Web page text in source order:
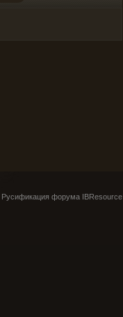
Русификация форума IBResource